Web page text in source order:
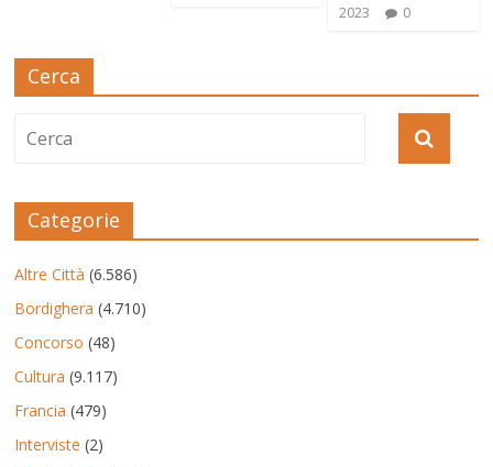
2023
0
Cerca
Categorie
Altre Città (6.586)
Bordighera (4.710)
Concorso (48)
Cultura (9.117)
Francia (479)
Interviste (2)